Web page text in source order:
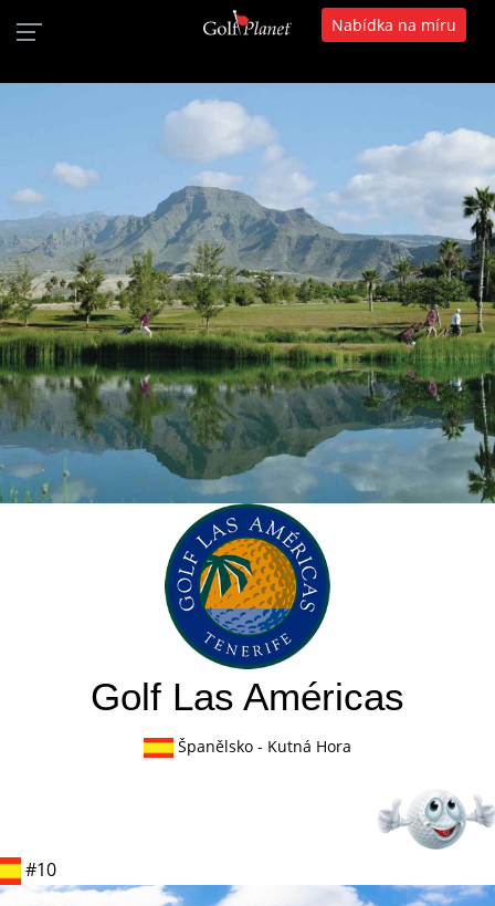
Nabídka na míru
Golf Las Américas
Španělsko - Kutná Hora
#10